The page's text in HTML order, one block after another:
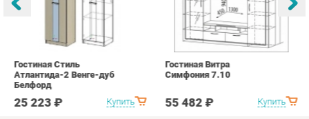
25 223 ₽ Купить
55 482 ₽
info@bedroom-ekb.ru +7 (903) 000-00-00
КАТАЛОГ ИНФОРМАЦИЯ
О проекте
ГОРОДА